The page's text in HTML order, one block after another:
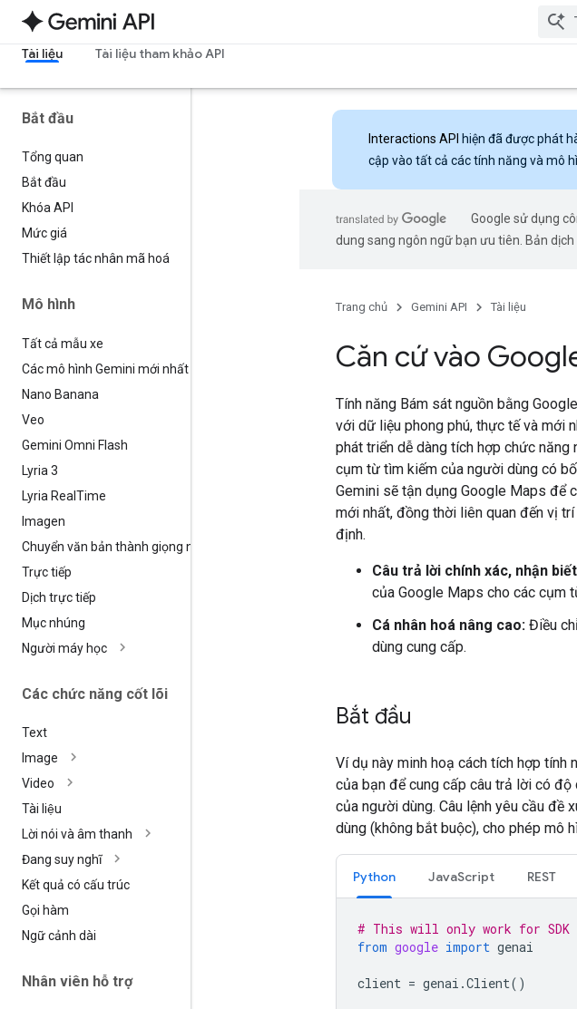
Tài liệu Tài liệu tham khảo API
Bắt đầu
Tổng quan
Bắt đầu
Khóa API
Mức giá
Thiết lập tác nhân mã hoá
Mô hình
Tất cả mẫu xe
Các mô hình Gemini mới nhất
Nano Banana
Veo
Gemini Omni Flash
Lyria 3
Lyria Real Time
Imagen
Chuyển văn bản thành giọng nói
Trực tiếp
Dịch trực tiếp
Mục nhúng
Người máy học
Các chức năng cốt lõi
Text
Image
Video
Tài liệu
Lời nói và âm thanh
Đang suy nghĩ
Kết quả có cấu trúc
Gọi hàm
Ngữ cảnh dài
Nhân viên hỗ trợ
Interactions API hiện đã được phát
cập vào tất cả các tính năng và mô
Google sử dụng
dung sang ngôn ngữ bạn ưu tiên. Bản dịch
Trang chủ Gemini API Tài liệu
Căn cứ vào
Tính năng Bám sát nguồn bằng
với dữ liệu phong phú, thực tế và mới
phát triển dễ dàng tích hợp chức
cụm từ tìm kiếm của người dùng có
Gemini sẽ tận dụng Google Maps để
mới nhất, đồng thời liên quan đến vị
định.
Câu trả lời chính xác, nhận
của Google Maps cho các cụm
Cá nhân hoá nâng cao: Điều
dùng cung cấp.
Bắt đầu
Ví dụ này minh hoạ cách tích hợp
của bạn để cung cấp câu trả lời có độ
của người dùng. Câu lệnh yêu cầu
dùng (không bắt buộc), cho phép mô
Python JavaScript REST
# This will only work for SDK
from google import genai
client = genai .Client()